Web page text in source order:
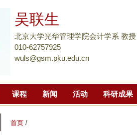
到
主
要
吴联生
北京大学光华管理学院会计学系 教授
010-62757925
wuls@gsm.pku.edu.cn
课程 新闻 活动 科研成果
首页 /